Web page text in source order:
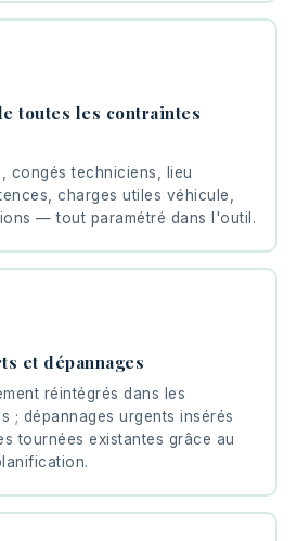
toutes les contraintes
congés techniciens, lieu
charges utiles véhicule,
— tout paramétré dans l'outil.
et dépannages
réintégrés dans les
; dépannages urgents insérés
tournées existantes grâce au